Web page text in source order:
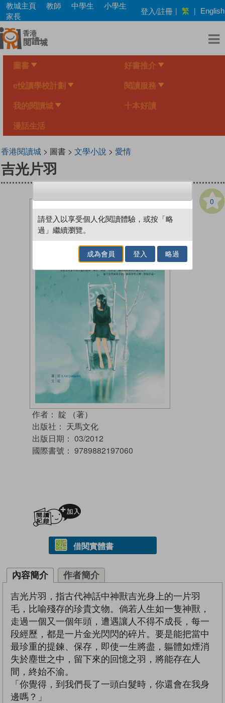
Skip
main
content
教城主頁 教師 中學生
小學生
家長
登入/註冊 | 繁 | English
圖書 好書推介
e悅讀學校計劃 閱讀服務
我的閱讀城 十本好讀
漫話生活
香港閱讀城> 圖書 > 文學小說 > 愛情
吉光片羽
0
作者： 靛 （著）
出版社： 天馬文化
出版日期： 03/2012
國際書號： 9789882197060
借閱實體書
內容簡介 作者簡介
吉光片羽，指古代神話中神獸吉光身上的一片羽
毛，比喻殘存的珍貴文物。倘若人生如一隻神獸，
走過一個又一個年頭，遭遇讓人不得不成長，每一
段經歷，都是一片金光閃閃的碎片。要是能把當中
最珍重的提鍊、保存，即使一生將盡，軀體如煙消
失於塵世之中，留下來的回憶之羽，將能存在人
間，終始不渝。
「你覺得，到我們長了一頭白髮時，你還會在我身
邊嗎？」
請登入以享受個人化閱讀體驗，或按「略
過」繼續瀏覽。
成為會員 登入 略過